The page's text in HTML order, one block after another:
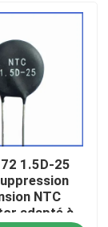
1.5D-25
NTC
adapté à